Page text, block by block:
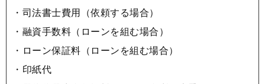
・司法書士費用（依頼する場合）
・融資手数料（ローンを組む場合）
・ローン保証料（ローンを組む場合）
・印紙代